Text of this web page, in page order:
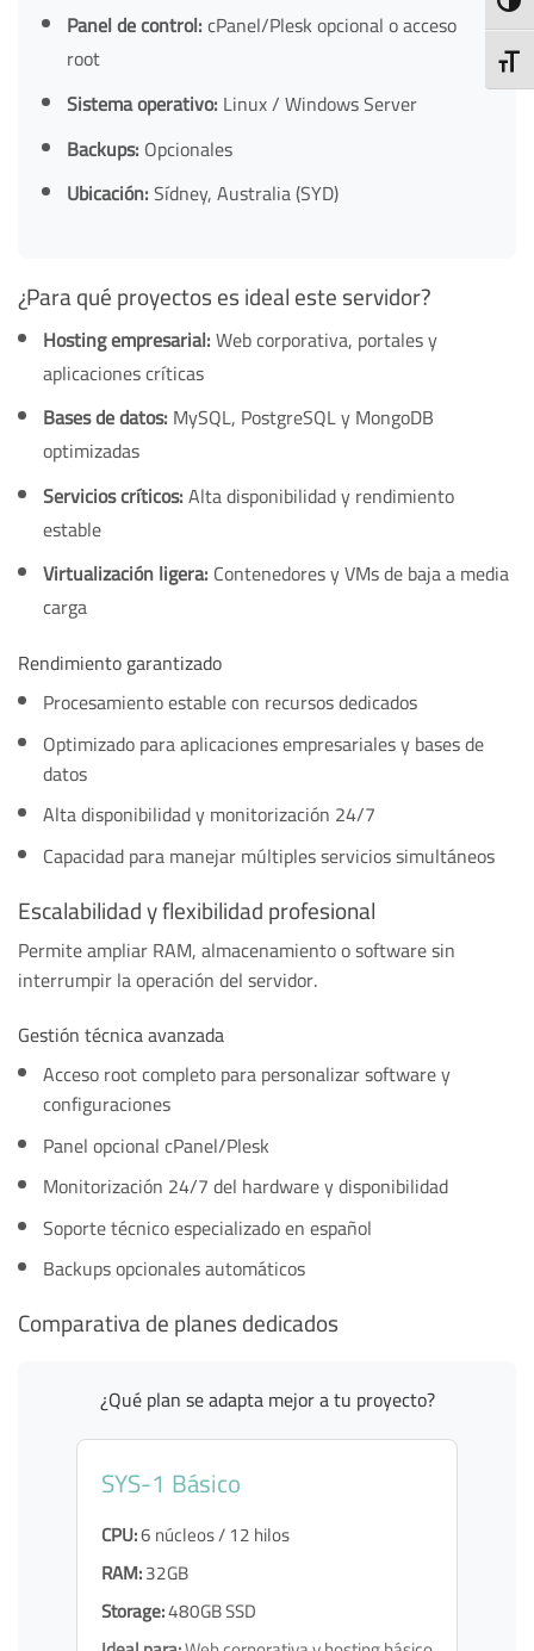
Panel de control:cPanel/Plesk opcional o acceso
root
Sistema operativo: Linux / Windows Server
Backups: Opcionales
Ubicación:Sídney, Australia (SYD)
¿Para qué proyectos es ideal este servidor?
Hosting empresarial:Web corporativa, portales y
aplicaciones críticas
Bases de datos: MySQL, PostgreSQL y MongoDB
optimizadas
Servicios críticos:Alta disponibilidad y rendimiento
estable
Virtualización ligera: Contenedores y VMs de baja a media
carga
Rendimiento garantizado
Procesamiento estable con recursos dedicados
Optimizado para aplicaciones empresariales y bases de
datos
Alta disponibilidad y monitorización 24/7
Capacidad para manejar múltiples servicios simultáneos
Escalabilidad y flexibilidad profesional
Permite ampliar RAM, almacenamiento o software sin
interrumpir la operación del servidor.
Gestión técnica avanzada
Acceso root completo para personalizar software y
configuraciones
Panel opcional cPanel/Plesk
Monitorización 24/7 del hardware y disponibilidad
Soporte técnico especializado en español
Backups opcionales automáticos
Comparativa de planes dedicados
¿Qué plan se adapta mejor a tu proyecto?
SYS-1 Básico
CPU:6 núcleos / 12 hilos
RAM:32GB
Storage:480GB SSD